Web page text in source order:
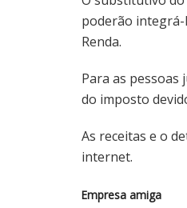
poderão
Renda.
Para as pessoas
do imposto
As receitas e o
internet.
Empresa amiga